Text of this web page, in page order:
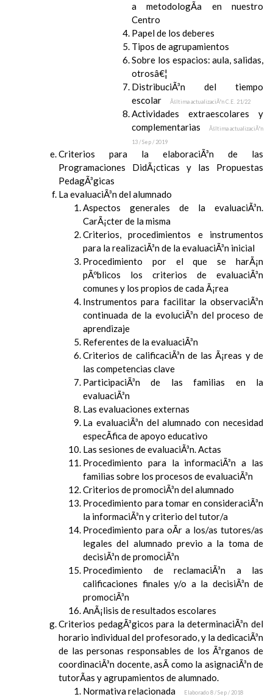
a metodologÃ­a en nuestro
Centro
Papel de los deberes
Tipos de agrupamientos
Sobre los espacios: aula, salidas,
otrosâ€¦
DistribuciÃ³n del tiempo
escolar
Ãšltima actualizaciÃ³n C.E. 21/22
Actividades extraescolares y
complementarias
Ãšltima actualizaciÃ³n
13 / Sep / 2019
Criterios para la elaboraciÃ³n de las
Programaciones DidÃ¡cticas y las Propuestas
PedagÃ³gicas
La evaluaciÃ³n del alumnado
Aspectos generales de la evaluaciÃ³n.
CarÃ¡cter de la misma
Criterios, procedimientos e instrumentos
para la realizaciÃ³n de la evaluaciÃ³n inicial
Procedimiento por el que se harÃ¡n
pÃºblicos los criterios de evaluaciÃ³n
comunes y los propios de cada Ã¡rea
Instrumentos para facilitar la observaciÃ³n
continuada de la evoluciÃ³n del proceso de
aprendizaje
Referentes de la evaluaciÃ³n
Criterios de calificaciÃ³n de las Ã¡reas y de
las competencias clave
ParticipaciÃ³n de las familias en la
evaluaciÃ³n
Las evaluaciones externas
La evaluaciÃ³n del alumnado con necesidad
especÃ­fica de apoyo educativo
Las sesiones de evaluaciÃ³n. Actas
Procedimiento para la informaciÃ³n a las
familias sobre los procesos de evaluaciÃ³n
Criterios de promociÃ³n del alumnado
Procedimiento para tomar en consideraciÃ³n
la informaciÃ³n y criterio del tutor/a
Procedimiento para oÃ­r a los/as tutores/as
legales del alumnado previo a la toma de
decisiÃ³n de promociÃ³n
Procedimiento de reclamaciÃ³n a las
calificaciones finales y/o a la decisiÃ³n de
promociÃ³n
AnÃ¡lisis de resultados escolares
Criterios pedagÃ³gicos para la determinaciÃ³n del
horario individual del profesorado, y la dedicaciÃ³n
de las personas responsables de los Ã³rganos de
coordinaciÃ³n docente, asÃ­ como la asignaciÃ³n de
tutorÃ­as y agrupamientos de alumnado.
Normativa relacionada
Elaborado 8 / Sep / 2018